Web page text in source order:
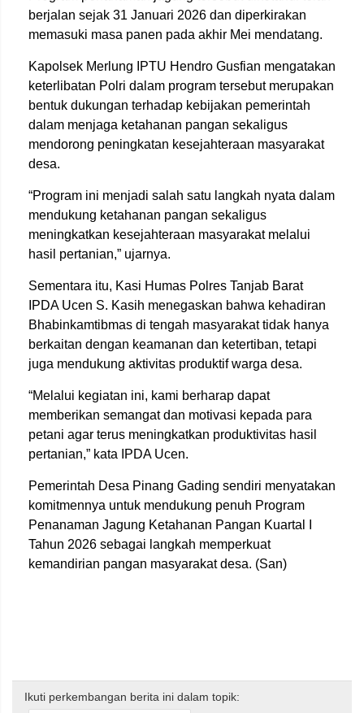
berjalan sejak 31 Januari 2026 dan diperkirakan
memasuki masa panen pada akhir Mei mendatang.
Kapolsek Merlung IPTU Hendro Gusfian mengatakan
keterlibatan Polri dalam program tersebut merupakan
bentuk dukungan terhadap kebijakan pemerintah
dalam menjaga ketahanan pangan sekaligus
mendorong peningkatan kesejahteraan masyarakat
desa.
“Program ini menjadi salah satu langkah nyata dalam
mendukung ketahanan pangan sekaligus
meningkatkan kesejahteraan masyarakat melalui
hasil pertanian,” ujarnya.
Sementara itu, Kasi Humas Polres Tanjab Barat
IPDA Ucen S. Kasih menegaskan bahwa kehadiran
Bhabinkamtibmas di tengah masyarakat tidak hanya
berkaitan dengan keamanan dan ketertiban, tetapi
juga mendukung aktivitas produktif warga desa.
“Melalui kegiatan ini, kami berharap dapat
memberikan semangat dan motivasi kepada para
petani agar terus meningkatkan produktivitas hasil
pertanian,” kata IPDA Ucen.
Pemerintah Desa Pinang Gading sendiri menyatakan
komitmennya untuk mendukung penuh Program
Penanaman Jagung Ketahanan Pangan Kuartal I
Tahun 2026 sebagai langkah memperkuat
kemandirian pangan masyarakat desa. (San)
Ikuti perkembangan berita ini dalam topik: